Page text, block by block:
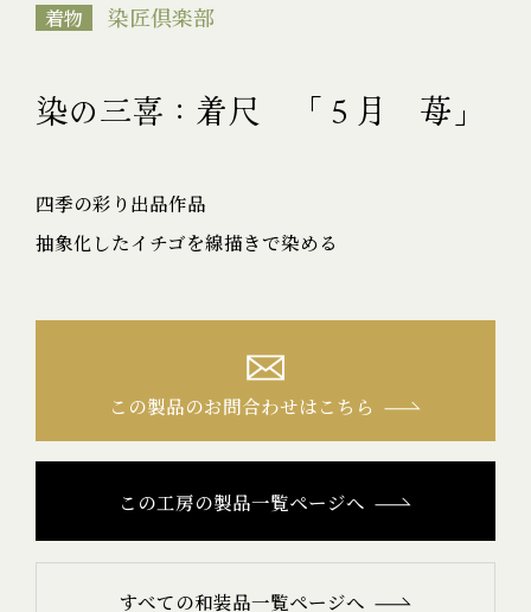
着物 染匠倶楽部
染の三喜：着尺 「５月 苺」
四季の彩り出品作品
抽象化したイチゴを線描きで染める
この製品のお問合わせはこちら
この工房の製品一覧ページへ
すべての和装品一覧ページへ